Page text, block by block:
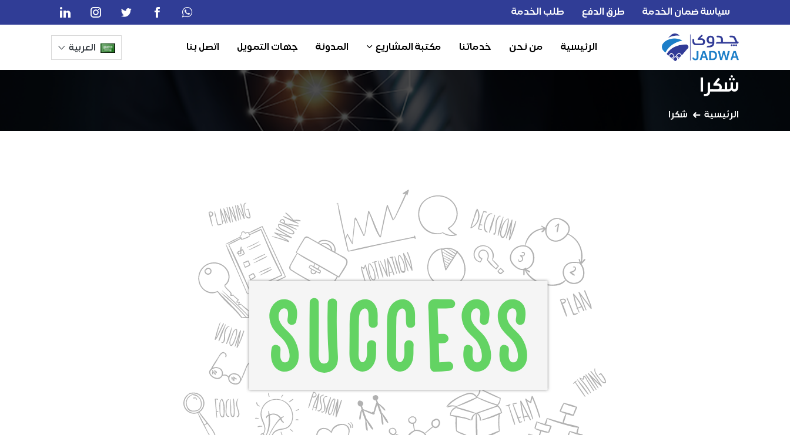
سياسة ضمان الخدمة طرق الدفع طلب الخدمة
الرئيسية من نحن خدماتنا مكتبة المشاريع المدونة جهات التمويل اتصل بنا العربية
شكرا
الرئيسية شكرا